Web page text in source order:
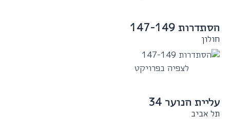
הסתדרות 147-149
חולון
לצפיה בפרויקט
עליית הנוער 34
תל אביב